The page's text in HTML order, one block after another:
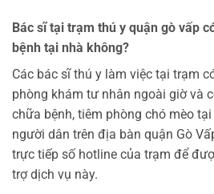
Bác sĩ tại trạm thú y quận gò vấp
bệnh tại nhà không?
Các bác sĩ thú y làm việc tại trạm
phòng khám tư nhân ngoài giờ và
chữa bệnh, tiêm phòng chó mèo
người dân trên địa bàn quận Gò
trực tiếp số hotline của trạm để
trợ dịch vụ này.